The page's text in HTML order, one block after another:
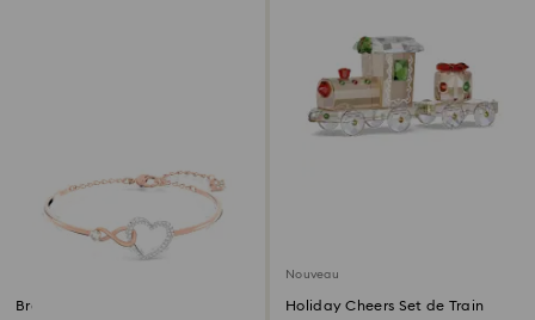
Bracelet-jonc Hyperbola
Nouveau
Holiday Cheers Set de Train